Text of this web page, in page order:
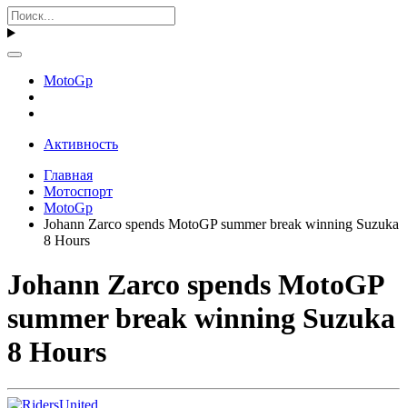
MotoGp
Активность
Главная
Мотоспорт
MotoGp
Johann Zarco spends MotoGP summer break winning Suzuka
8 Hours
Johann Zarco spends MotoGP
summer break winning Suzuka
8 Hours